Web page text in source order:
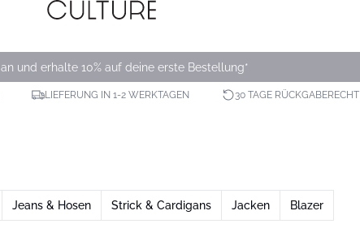
an und erhalte 10% auf deine erste Bestellung*
LIEFERUNG IN 1-2 WERKTAGEN 30 TAGE RÜCKGABERECHT
Jeans & Hosen Strick & Cardigans Jacken Blazer